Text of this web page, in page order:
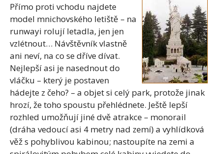
Přímo proti vchodu najdete
model mnichovského letiště – na
runwayi rolují letadla, jen jen
vzlétnout… Návštěvník vlastně
ani neví, na co se dříve dívat.
Nejlepší asi je nasednout do
vláčku – který je postaven
hádejte z čeho? – a objet si celý park, protože jinak
hrozí, že toho spoustu přehlédnete. Ještě lepší
rozhled umožňují jiné dvě atrakce – monorail
(dráha vedoucí asi 4 metry nad zemí) a vyhlídková
věž s pohyblivou kabinou; nastoupíte na zemi a